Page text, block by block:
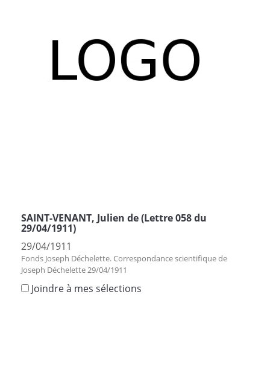
SAINT-VENANT, Julien de (Lettre 058 du
29/04/1911)
29/04/1911
Fonds Joseph Déchelette. Correspondance scientifique de
Joseph Déchelette 29/04/1911
Joindre à mes sélections